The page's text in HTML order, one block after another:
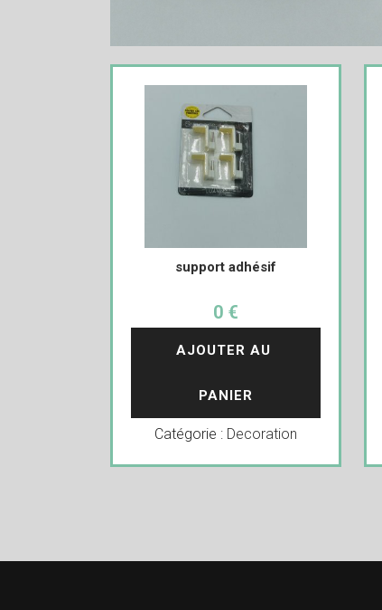
support adhésif
0 €
AJOUTER AU
PANIER
Catégorie : Decoration